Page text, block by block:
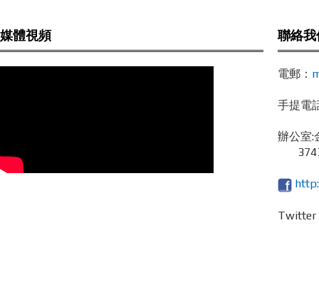
媒體視頻 聯絡我
電郵：
手提電
辦公室: